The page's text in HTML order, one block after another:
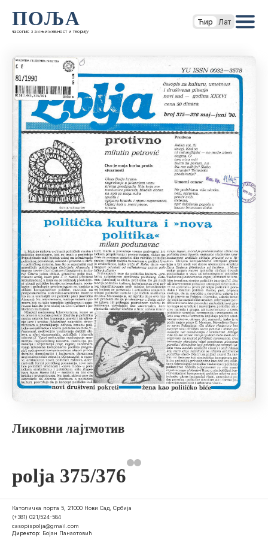
ПОЉА
часопис за књижевност и теорију
Ћир Лат
Ликовни лајтмотив
polja 375/376
Католичка порта 5, 21000 Нови Сад, Србија
(+381) 021/524-584
casopispolja@gmail.com
Директор: Бојан Панаотовић